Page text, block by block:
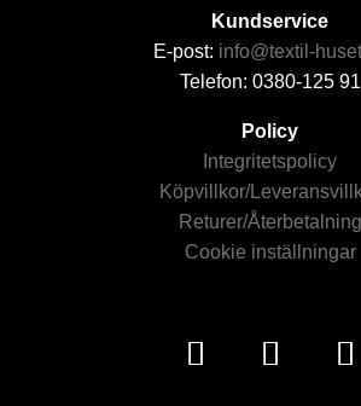
Kundservice
E-post: info@textil-
Telefon: 0380-125 91
Policy
Integritetspolicy
Köpvillkor/
Returer/Återbetalning
Cookie inställningar